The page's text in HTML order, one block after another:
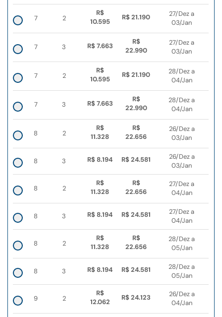
7 2
R$
10.595
R$ 21.190
27/Dez a
03/Jan
7 3 R$ 7.663
R$
22.990
27/Dez a
03/Jan
7 2
R$
10.595
R$ 21.190
28/Dez a
04/Jan
7 3 R$ 7.663
R$
22.990
28/Dez a
04/Jan
8 2
R$
11.328
R$
22.656
26/Dez a
03/Jan
8 3 R$ 8.194 R$ 24.581
26/Dez a
03/Jan
8 2
R$
11.328
R$
22.656
27/Dez a
04/Jan
8 3 R$ 8.194 R$ 24.581
27/Dez a
04/Jan
8 2
R$
11.328
R$
22.656
28/Dez a
05/Jan
8 3 R$ 8.194 R$ 24.581
28/Dez a
05/Jan
9 2
R$
12.062
R$ 24.123
26/Dez a
04/Jan